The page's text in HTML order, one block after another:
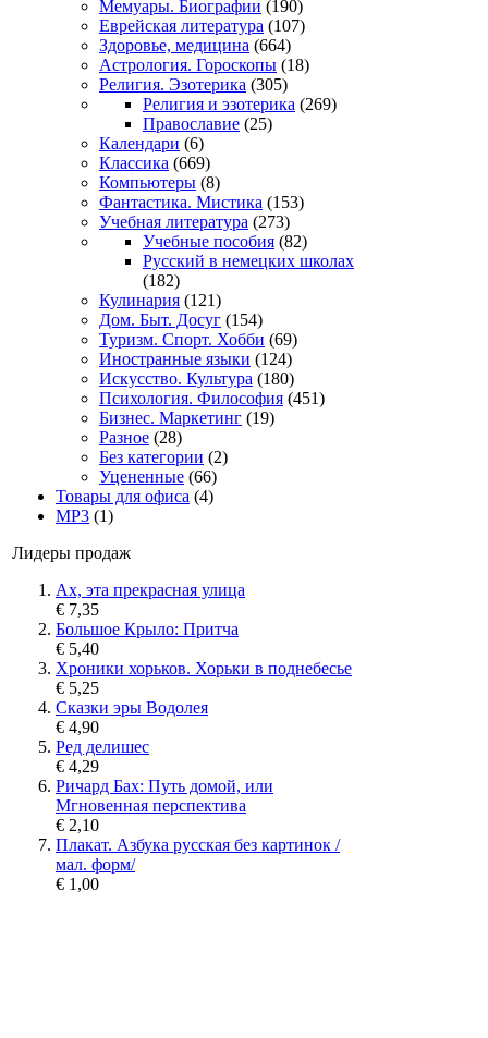
Мемуары. Биографии (190)
Еврейская литература (107)
Здоровье, медицина (664)
Астрология. Гороскопы (18)
Религия. Эзотерика (305)
Религия и эзотерика (269)
Православие (25)
Календари (6)
Классика (669)
Компьютеры (8)
Фантастика. Мистика (153)
Учебная литература (273)
Учебные пособия (82)
Русский в немецких школах
(182)
Кулинария (121)
Дом. Быт. Досуг (154)
Туризм. Спорт. Хобби (69)
Иностранные языки (124)
Искусство. Культура (180)
Психология. Философия (451)
Бизнес. Маркетинг (19)
Разное (28)
Без категории (2)
Уцененные (66)
Товары для офиса (4)
MP3 (1)
Лидеры продаж
Ах, эта прекрасная улица
€ 7,35
Большое Крыло: Притча
€ 5,40
Хроники хорьков. Хорьки в поднебесье
€ 5,25
Сказки эры Водолея
€ 4,90
Ред делишес
€ 4,29
Ричард Бах: Путь домой, или
Мгновенная перспектива
€ 2,10
Плакат. Азбука русская без картинок /
мал. форм/
€ 1,00